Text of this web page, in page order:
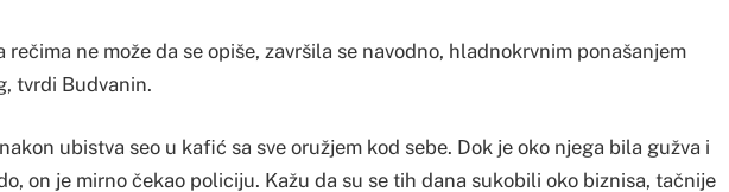
rečima ne može da se opiše, završila se navodno, hladnokrvnim ponašanjem
tvrdi Budvanin.
ubistva seo u kafić sa sve oružjem kod sebe. Dok je oko njega bila gužva i
on je mirno čekao policiju. Kažu da su se tih dana sukobili oko biznisa, tačnije